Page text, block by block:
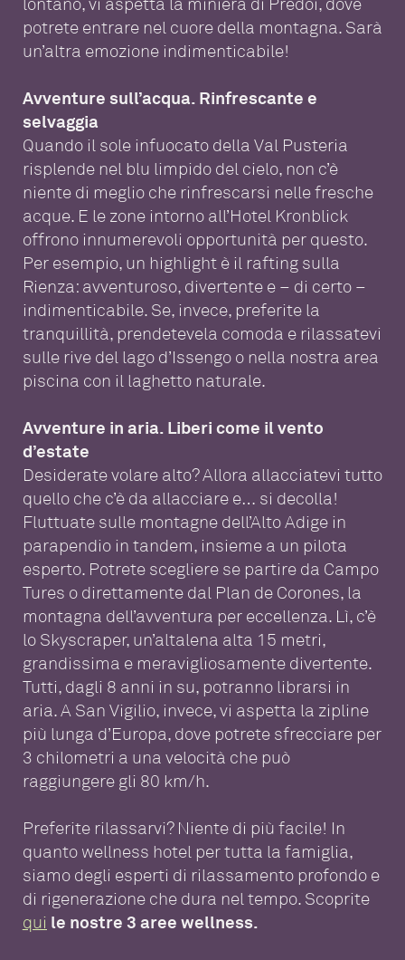
potrete entrare nel cuore della montagna. Sarà
un’altra emozione indimenticabile!
Avventure sull’acqua. Rinfrescante e
selvaggia
Quando il sole infuocato della Val Pusteria
risplende nel blu limpido del cielo, non c’è
niente di meglio che rinfrescarsi nelle fresche
acque. E le zone intorno all’Hotel Kronblick
offrono innumerevoli opportunità per questo.
Per esempio, un highlight è il rafting sulla
Rienza: avventuroso, divertente e – di certo –
indimenticabile. Se, invece, preferite la
tranquillità, prendetevela comoda e rilassatevi
sulle rive del lago d’Issengo o nella nostra area
piscina con il laghetto naturale.
Avventure in aria. Liberi come il vento
d’estate
Desiderate volare alto? Allora allacciatevi tutto
quello che c’è da allacciare e… si decolla!
Fluttuate sulle montagne dell’Alto Adige in
parapendio in tandem, insieme a un pilota
esperto. Potrete scegliere se partire da Campo
Tures o direttamente dal Plan de Corones, la
montagna dell’avventura per eccellenza. Lì, c’è
lo Skyscraper, un’altalena alta 15 metri,
grandissima e meravigliosamente divertente.
Tutti, dagli 8 anni in su, potranno librarsi in
aria. A San Vigilio, invece, vi aspetta la zipline
più lunga d’Europa, dove potrete sfrecciare per
3 chilometri a una velocità che può
raggiungere gli 80 km/h.
Preferite rilassarvi? Niente di più facile! In
quanto wellness hotel per tutta la famiglia,
siamo degli esperti di rilassamento profondo e
di rigenerazione che dura nel tempo. Scoprite
qui le nostre 3 aree wellness.